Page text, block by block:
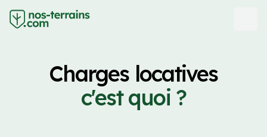
Charges locatives
c'est quoi ?